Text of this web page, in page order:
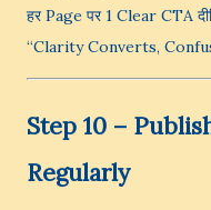
हर Page पर 1 Clear CTA
“Clarity Converts,
Step 10 –
Regularly